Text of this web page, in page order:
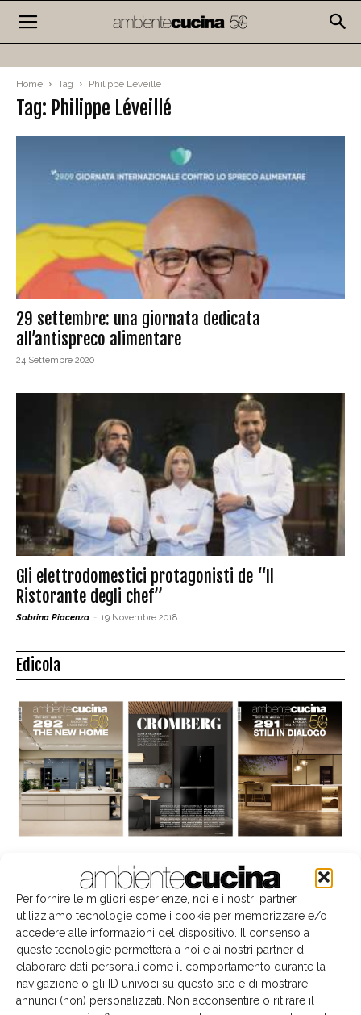
Per fornire le migliori esperienze, noi e i nostri partner
utilizziamo tecnologie come i cookie per memorizzare e/o
accedere alle informazioni del dispositivo. Il consenso a
queste tecnologie permetterà a noi e ai nostri partner di
elaborare dati personali come il comportamento durante la
navigazione o gli ID univoci su questo sito e di mostrare
annunci (non) personalizzati. Non acconsentire o ritirare il
Home Tag Philippe Léveillé
Tag: Philippe Léveillé
29 settembre: una giornata dedicata
all’antispreco alimentare
24 Settembre 2020
Gli elettrodomestici protagonisti de “Il
Ristorante degli chef”
Sabrina Piacenza - 19 Novembre 2018
Edicola
La biblioteca dei brand